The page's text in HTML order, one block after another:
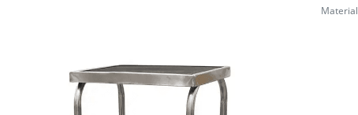
Material